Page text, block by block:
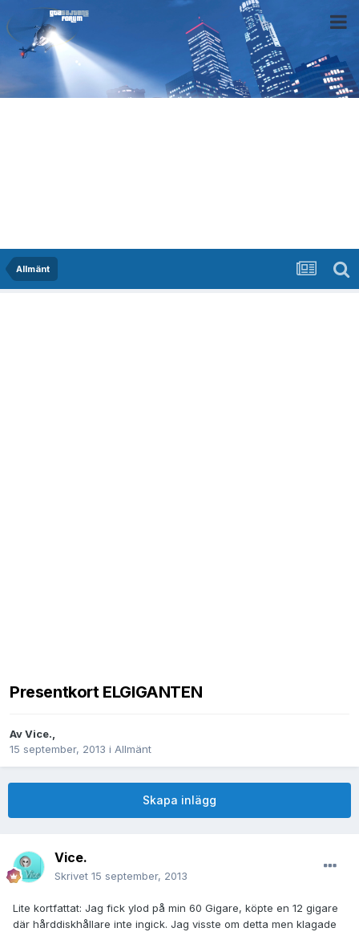
Allmänt
Presentkort ELGIGANTEN
AvVice.,
15 september, 2013 i Allmänt
Skapa inlägg
Vice.
Skrivet 15 september, 2013
Lite kortfattat: Jag fick ylod på min 60 Gigare, köpte en 12 gigare
där hårddiskhållare inte ingick. Jag visste om detta men klagade